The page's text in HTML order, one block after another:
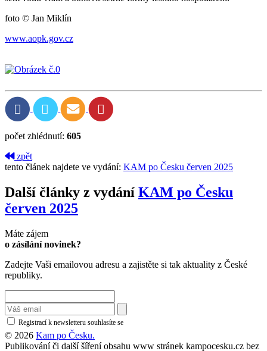
foto © Jan Miklín
www.aopk.gov.cz
počet zhlédnutí: 605
zpět
tento článek najdete ve vydání: KAM po Česku červen 2025
Další články z vydání KAM po Česku
červen 2025
Máte zájem
o zásílání novinek?
Zadejte Vaši emailovou adresu a zajistěte si tak aktuality z České
republiky.
Registrací k newsletteru souhlasíte se
© 2026 Kam po Česku.
Publikování či další šíření obsahu www stránek kampocesku.cz bez